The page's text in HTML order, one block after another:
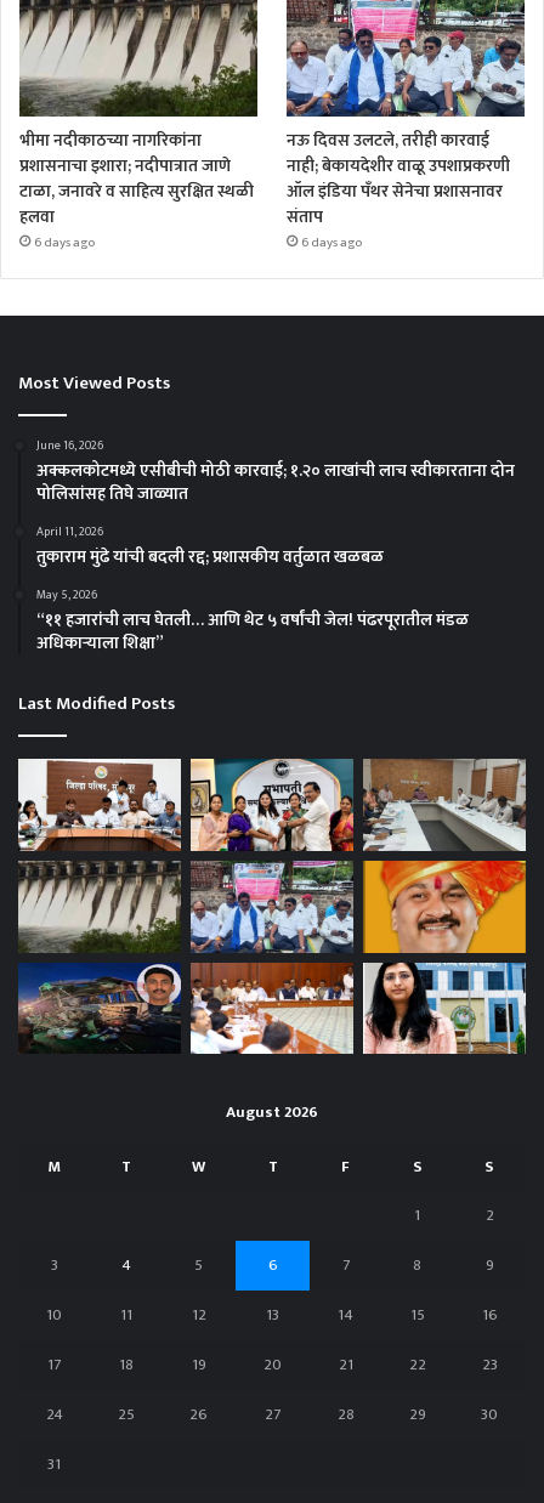
भीमा नदीकाठच्या नागरिकांना
प्रशासनाचा इशारा; नदीपात्रात जाणे
टाळा, जनावरे व साहित्य सुरक्षित स्थळी
हलवा
6 days ago
नऊ दिवस उलटले, तरीही कारवाई
नाही; बेकायदेशीर वाळू उपशाप्रकरणी
ऑल इंडिया पँथर सेनेचा प्रशासनावर
संताप
6 days ago
Most Viewed Posts
June 16, 2026
अक्कलकोटमध्ये एसीबीची मोठी कारवाई; १.२० लाखांची लाच स्वीकारताना दोन
पोलिसांसह तिघे जाळ्यात
April 11, 2026
तुकाराम मुंढे यांची बदली रद्द; प्रशासकीय वर्तुळात खळबळ
May 5, 2026
“११ हजारांची लाच घेतली… आणि थेट ५ वर्षांची जेल! पंढरपूरातील मंडळ
अधिकाऱ्याला शिक्षा”
Last Modified Posts
August 2026
M T W T F S
S
1
2
3
4 5 6 7 8
9
10
11 12 13 14 15
16
17
18 19 20 21 22
23
24
25 26 27 28 29
30
31